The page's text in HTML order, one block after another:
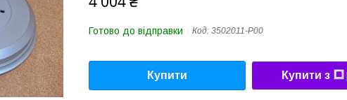
Готово до відправки Код: 3502011-P00
Купити Купити з